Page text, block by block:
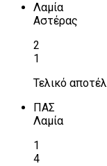
Λαμία
Αστέρας
2
1
Τελικό
ΠΑΣ
Λαμία
1
4